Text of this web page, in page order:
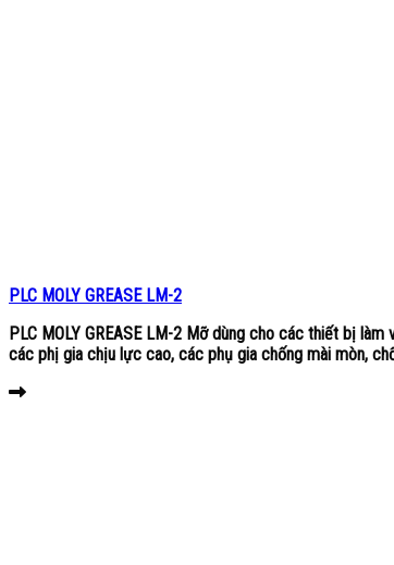
PLC MOLY GREASE LM-2
PLC MOLY GREASE LM-2 Mỡ dùng cho các thiết bị
các phị gia chịu lực cao, các phụ gia chống mài mòn,